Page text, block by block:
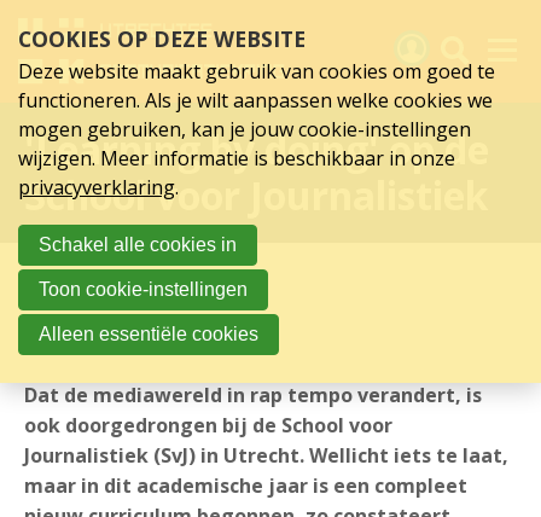
links
over
Spring
hoofd
inhoud
Spring
naar
hoofdnavigatie
'Learning by doing' op de
School voor Journalistiek
07-11-2016
Dat de mediawereld in rap tempo verandert, is
ook doorgedrongen bij de School voor
Journalistiek (SvJ) in Utrecht. Wellicht iets te laat,
maar in dit academische jaar is een compleet
Activiteiten
Nieuws
Verslagen
Sluit je aan
Over UCK
COOKIES OP DEZE WEBSITE
Deze website maakt gebruik van cookies om goed te
functioneren. Als je wilt aanpassen welke cookies we
mogen gebruiken, kan je jouw cookie-instellingen
wijzigen. Meer informatie is beschikbaar in onze
privacyverklaring.
Schakel alle cookies in
Toon cookie-instellingen
Alleen essentiële cookies